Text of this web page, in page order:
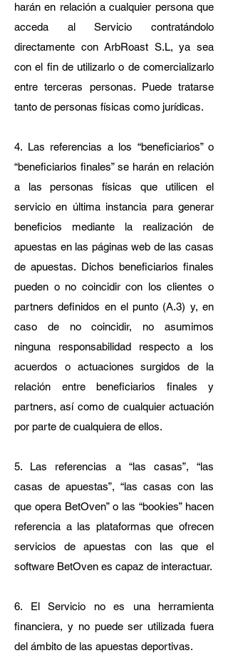
harán en relación a cualquier persona que
acceda al Servicio contratándolo
directamente con ArbRoast S.L, ya sea
con el fin de utilizarlo o de comercializarlo
entre terceras personas. Puede tratarse
tanto de personas físicas como jurídicas.
4. Las referencias a los “beneficiarios” o
“beneficiarios finales” se harán en relación
a las personas físicas que utilicen el
servicio en última instancia para generar
beneficios mediante la realización de
apuestas en las páginas web de las casas
de apuestas. Dichos beneficiarios finales
pueden o no coincidir con los clientes o
partners definidos en el punto (A.3) y, en
caso de no coincidir, no asumimos
ninguna responsabilidad respecto a los
acuerdos o actuaciones surgidos de la
relación entre beneficiarios finales y
partners, así como de cualquier actuación
por parte de cualquiera de ellos.
5. Las referencias a “las casas”, “las
casas de apuestas”, “las casas con las
que opera BetOven” o las “bookies” hacen
referencia a las plataformas que ofrecen
servicios de apuestas con las que el
software BetOven es capaz de interactuar.
6. El Servicio no es una herramienta
financiera, y no puede ser utilizada fuera
del ámbito de las apuestas deportivas.